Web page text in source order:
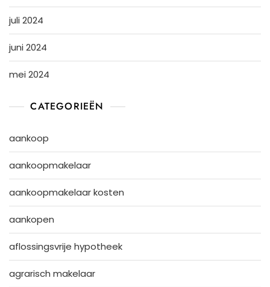
juli 2024
juni 2024
mei 2024
CATEGORIEËN
aankoop
aankoopmakelaar
aankoopmakelaar kosten
aankopen
aflossingsvrije hypotheek
agrarisch makelaar